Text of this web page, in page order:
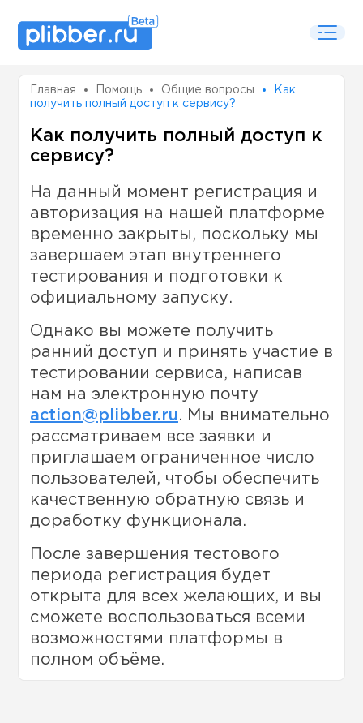
Главная Помощь Общие вопросы
Как
получить полный доступ к сервису?
Как получить полный доступ к
сервису?
На данный момент регистрация и
авторизация на нашей платформе
временно закрыты, поскольку мы
завершаем этап внутреннего
тестирования и подготовки к
официальному запуску.
Однако вы можете получить
ранний доступ и принять участие в
тестировании сервиса, написав
нам на электронную почту
action@plibber.ru. Мы внимательно
рассматриваем все заявки и
приглашаем ограниченное число
пользователей, чтобы обеспечить
качественную обратную связь и
доработку функционала.
После завершения тестового
периода регистрация будет
открыта для всех желающих, и вы
сможете воспользоваться всеми
возможностями платформы в
полном объёме.